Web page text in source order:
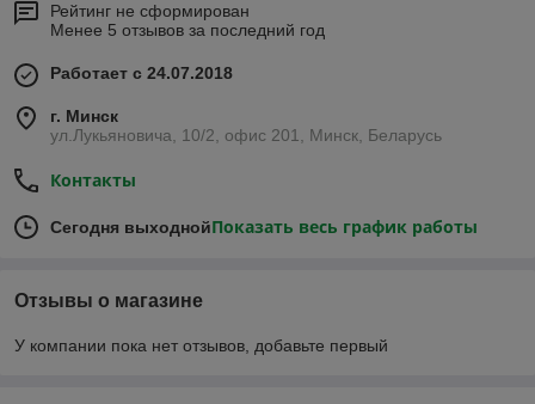
Рейтинг не сформирован
Менее 5 отзывов за последний год
Работает с 24.07.2018
г. Минск
ул.Лукьяновича, 10/2, офис 201, Минск, Беларусь
Контакты
Сегодня выходнойПоказать весь график работы
Отзывы о магазине
У компании пока нет отзывов, добавьте первый